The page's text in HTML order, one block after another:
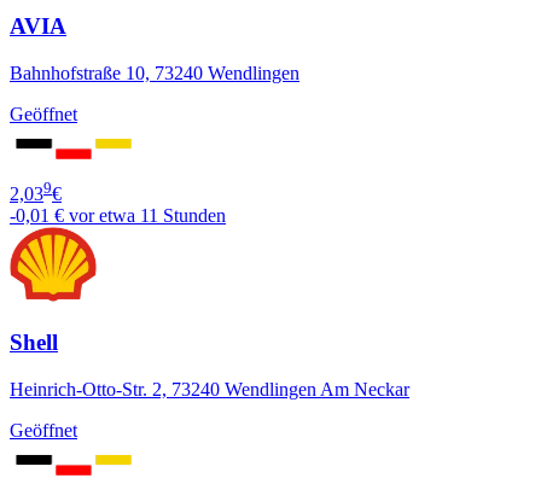
AVIA
Bahnhofstraße 10, 73240 Wendlingen
Geöffnet
2,039€
-0,01 € vor etwa 11 Stunden
Shell
Heinrich-Otto-Str. 2, 73240 Wendlingen Am Neckar
Geöffnet